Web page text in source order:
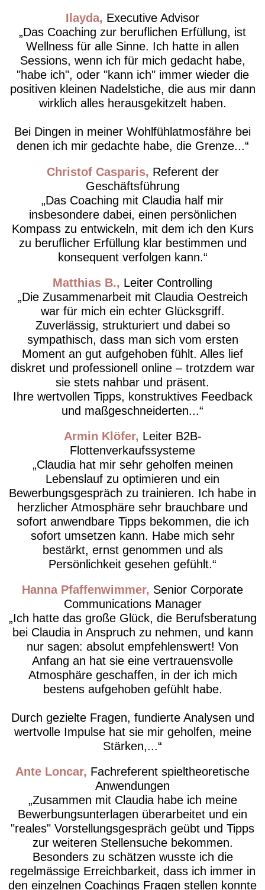
Ilayda Executive Advisor
Das Coaching zur beruflichen Erfüllung, ist
Wellness für alle Sinne. Ich hatte in allen
Sessions, wenn ich für mich gedacht habe,
"habe ich", oder "kann ich" immer wieder die
positiven kleinen Nadelstiche, die aus mir dann
wirklich alles herausgekitzelt haben.
Bei Dingen in meiner Wohlfühlatmosfähre bei
denen ich mir gedachte habe, die Grenze...
Christof Casparis
Referent der
Geschäftsführung
Das Coaching mit Claudia half mir
insbesondere dabei, einen persönlichen
Kompass zu entwickeln, mit dem ich den Kurs
zu beruflicher Erfüllung klar bestimmen und
konsequent verfolgen kann.
Matthias B.
Leiter Controlling
Die Zusammenarbeit mit Claudia Oestreich
war für mich ein echter Glücksgriff.
Zuverlässig, strukturiert und dabei so
sympathisch, dass man sich vom ersten
Moment an gut aufgehoben fühlt. Alles lief
diskret und professionell online – trotzdem war
sie stets nahbar und präsent.
Ihre wertvollen Tipps, konstruktives Feedback
und maßgeschneiderten...
Armin Klöfer
Leiter B2B-
Flottenverkaufssysteme
Claudia hat mir sehr geholfen meinen
Lebenslauf zu optimieren und ein
Bewerbungsgespräch zu trainieren. Ich habe in
herzlicher Atmosphäre sehr brauchbare und
sofort anwendbare Tipps bekommen, die ich
sofort umsetzen kann. Habe mich sehr
bestärkt, ernst genommen und als
Persönlichkeit gesehen gefühlt.
Hanna Pfaffenwimmer Senior Corporate
Communications Manager
Ich hatte das große Glück, die Berufsberatung
bei Claudia in Anspruch zu nehmen, und kann
nur sagen: absolut empfehlenswert! Von
Anfang an hat sie eine vertrauensvolle
Atmosphäre geschaffen, in der ich mich
bestens aufgehoben gefühlt habe.
Durch gezielte Fragen, fundierte Analysen und
wertvolle Impulse hat sie mir geholfen, meine
Stärken,...
Ante Loncar Fachreferent spieltheoretische
Anwendungen
Zusammen mit Claudia habe ich meine
Bewerbungsunterlagen überarbeitet und ein
"reales" Vorstellungsgespräch geübt und Tipps
zur weiteren Stellensuche bekommen.
Besonders zu schätzen wusste ich die
regelmässige Erreichbarkeit, dass ich immer in
den einzelnen Coachings Fragen stellen konnte